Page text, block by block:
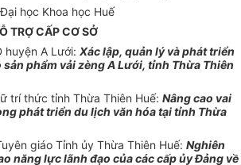
học Khoa học Huế
TRỢ CẤP CƠ SỞ
huyện A Lưới: Xác lập, quản lý và phát triển
phẩm vải zèng A Lưới, tỉnh Thừa Thiên
trí thức tỉnh Thừa Thiên Huế: Nâng cao vai
phát triển du lịch văn hóa tại tỉnh Thừa
giáo Tỉnh ủy Thừa Thiên Huế: Nghiên
năng lực lãnh đạo của các cấp ủy Đảng về